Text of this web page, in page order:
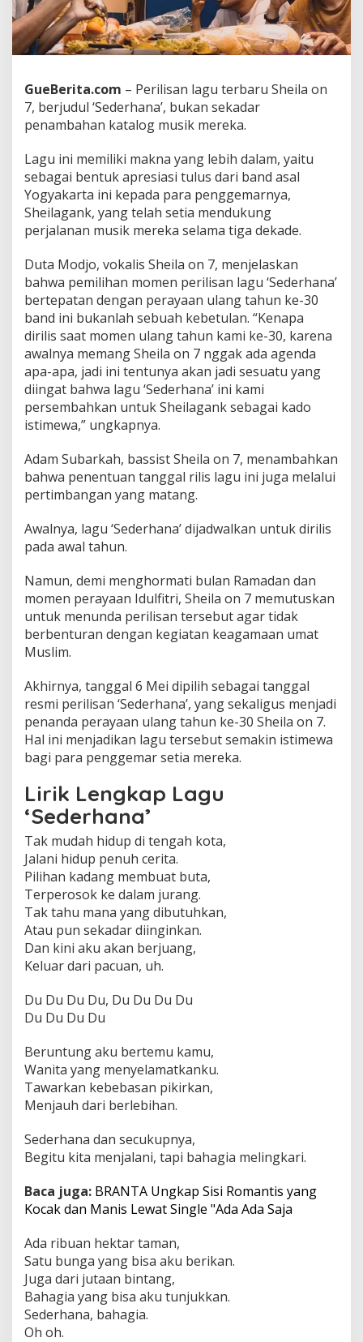
u
n
t
u
e
i
a
a
n
k
:
b
u
a
h
L
a
g
u
S
e
e
h
a
n
GueBerita.com – Perilisan lagu terbaru Sheila on
7, berjudul ‘Sederhana’, bukan sekadar
penambahan katalog musik mereka.
Lagu ini memiliki makna yang lebih dalam, yaitu
sebagai bentuk apresiasi tulus dari band asal
Yogyakarta ini kepada para penggemarnya,
Sheilagank, yang telah setia mendukung
perjalanan musik mereka selama tiga dekade.
Duta Modjo, vokalis Sheila on 7, menjelaskan
bahwa pemilihan momen perilisan lagu ‘Sederhana’
bertepatan dengan perayaan ulang tahun ke-30
band ini bukanlah sebuah kebetulan. “Kenapa
dirilis saat momen ulang tahun kami ke-30, karena
awalnya memang Sheila on 7 nggak ada agenda
apa-apa, jadi ini tentunya akan jadi sesuatu yang
diingat bahwa lagu ‘Sederhana’ ini kami
persembahkan untuk Sheilagank sebagai kado
istimewa,” ungkapnya.
Adam Subarkah, bassist Sheila on 7, menambahkan
bahwa penentuan tanggal rilis lagu ini juga melalui
pertimbangan yang matang.
Awalnya, lagu ‘Sederhana’ dijadwalkan untuk dirilis
pada awal tahun.
Namun, demi menghormati bulan Ramadan dan
momen perayaan Idulfitri, Sheila on 7 memutuskan
untuk menunda perilisan tersebut agar tidak
berbenturan dengan kegiatan keagamaan umat
Muslim.
Akhirnya, tanggal 6 Mei dipilih sebagai tanggal
resmi perilisan ‘Sederhana’, yang sekaligus menjadi
penanda perayaan ulang tahun ke-30 Sheila on 7.
Hal ini menjadikan lagu tersebut semakin istimewa
bagi para penggemar setia mereka.
Lirik Lengkap Lagu
‘Sederhana’
Tak mudah hidup di tengah kota,
Jalani hidup penuh cerita.
Pilihan kadang membuat buta,
Terperosok ke dalam jurang.
Tak tahu mana yang dibutuhkan,
Atau pun sekadar diinginkan.
Dan kini aku akan berjuang,
Keluar dari pacuan, uh.
Du Du Du Du, Du Du Du Du
Du Du Du Du
Beruntung aku bertemu kamu,
Wanita yang menyelamatkanku.
Tawarkan kebebasan pikirkan,
Menjauh dari berlebihan.
Sederhana dan secukupnya,
Begitu kita menjalani, tapi bahagia melingkari.
Baca juga: BRANTA Ungkap Sisi Romantis yang
Kocak dan Manis Lewat Single "Ada Ada Saja
Ada ribuan hektar taman,
Satu bunga yang bisa aku berikan.
Juga dari jutaan bintang,
Bahagia yang bisa aku tunjukkan.
Sederhana, bahagia.
Oh oh.